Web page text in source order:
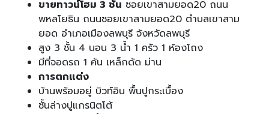
ขายทาวน์โฮม 3 ชั้น ซอยเขาสามยอด20 ถนน
พหลโยธิน ถนนซอยเขาสามยอด20 ตำบลเขาสาม
ยอด อำเภอเมืองลพบุรี จังหวัดลพบุรี
สูง 3 ชั้น 4 นอน 3 น้ำ 1 ครัว 1 ห้องโถง
มีที่จอดรถ 1 คัน เหล็กดัด ม่าน
การตกแต่ง
บ้านพร้อมอยู่ บิวท์อิน พื้นปูกระเบื้อง
ชั้นล่างปูแกรนิตโต้